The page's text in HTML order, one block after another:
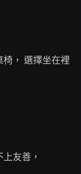
， 選擇坐在裡
友善，